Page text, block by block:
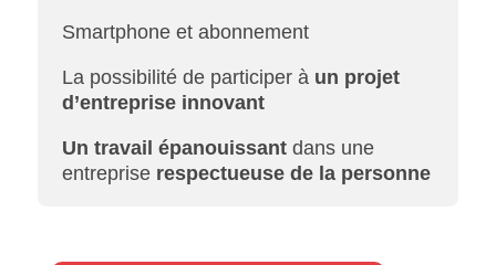
Smartphone et abonnement
La possibilité de participer à un projet
d’entreprise innovant
Un travail épanouissant dans une
entreprise respectueuse de la personne